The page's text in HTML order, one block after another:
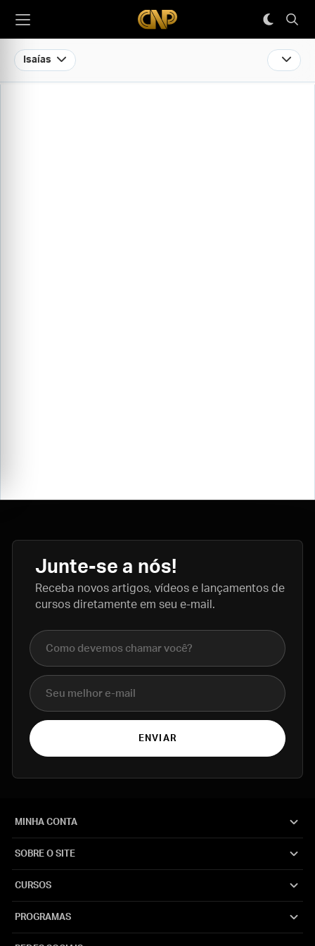
Isaías
Junte-se a nós!
Receba novos artigos, vídeos e lançamentos de
cursos diretamente em seu e-mail.
Nome completo
E-mail
ENVIAR
MINHA CONTA
SOBRE O SITE
CURSOS
PROGRAMAS